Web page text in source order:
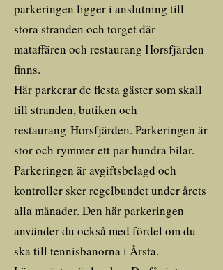
parkeringen ligger i anslutning till
stora stranden och torget där
mataffären och restaurang Horsfjärden
finns.
Här parkerar de flesta gäster som skall
till stranden, butiken och
restaurang Horsfjärden. Parkeringen är
stor och rymmer ett par hundra bilar.
Parkeringen är avgiftsbelagd och
kontroller sker regelbundet under årets
alla månader. Den här parkeringen
använder du också med fördel om du
ska till tennisbanorna i Årsta.